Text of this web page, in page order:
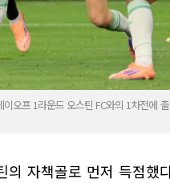
오프 1라운드 오스틴 FC와의 1차전에
자책골로 먼저 득점했